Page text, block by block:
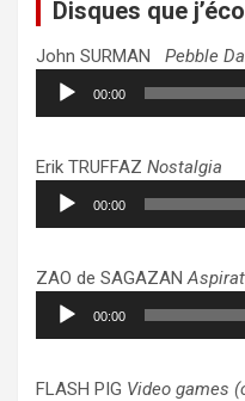
Disques que
John SURMAN Pebble
Lecteur
audio
00:00
Erik TRUFFAZ Nostalgia
Lecteur
audio
00:00
ZAO de SAGAZAN
Lecteur
audio
00:00
FLASH PIG Video games